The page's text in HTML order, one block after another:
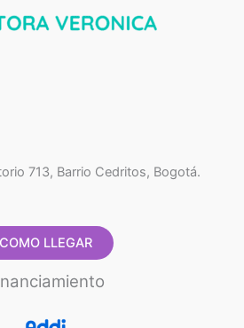
713, Barrio Cedritos, Bogotá.
COMO LLEGAR